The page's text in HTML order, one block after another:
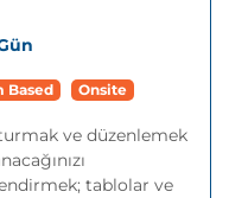
Based Onsite
ve düzenlemek
tablolar ve